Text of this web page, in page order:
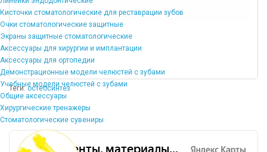
Кисточки стоматологические для реставрации зубов
Очки стоматологические защитные
Экраны защитные стоматологические
Аксессуары для хирургии и имплантации
Аксессуары для ортопедии
Демонстрационные модели челюстей с зубами
Учебные модели челюстей с зубами
Общие аксессуары
Хирургические тренажеры
Стоматологические сувениры
Теги:остеосинтез